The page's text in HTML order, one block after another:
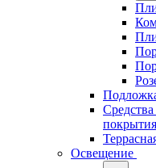
Освещение